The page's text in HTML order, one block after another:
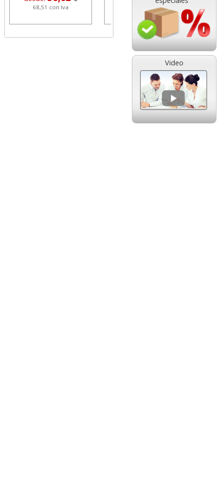
Video
68,51 con Iva 1,08 con Iva
Negro, original